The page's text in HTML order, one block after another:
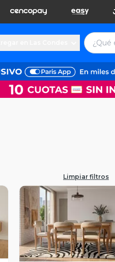
Limpiar filtros
Vista Previa